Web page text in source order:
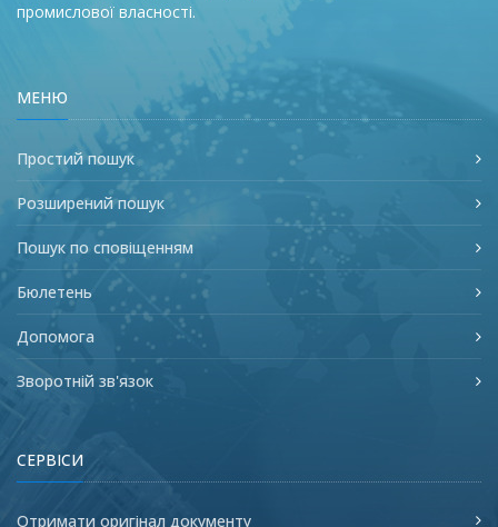
промислової власності.
МЕНЮ
Простий пошук
Розширений пошук
Пошук по сповіщенням
Бюлетень
Допомога
Зворотній зв'язок
СЕРВІСИ
Отримати оригінал документу